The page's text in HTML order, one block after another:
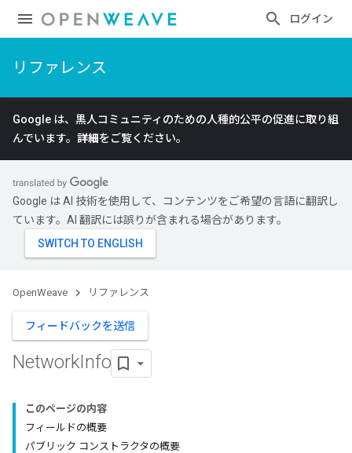
ログイン
リファレンス
Google は、黒人コミュニティのための人種的公平の促進に取り組
んでいます。 詳細をご覧ください。
Google は AI 技術を使用して、コンテンツをご希望の言語に翻訳し
ています。AI 翻訳には誤りが含まれる場合があります。
OpenWeave リファレンス
フィードバックを送信
NetworkInfo
このページの内容
フィールドの概要
パブリック コンストラクタの概要